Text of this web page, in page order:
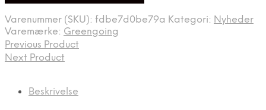
Varenummer (SKU): fdbe7d0be79a Kategori: Nyheder
Varemærke: Greengoing
Previous Product
Next Product
Beskrivelse